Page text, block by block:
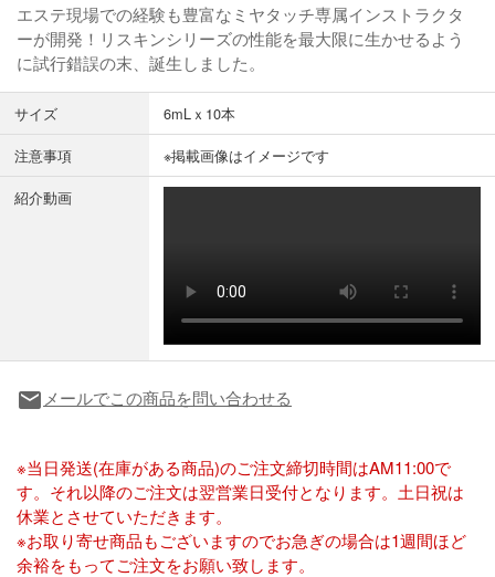
エステ現場での経験も豊富なミヤタッチ専属インストラクタ
ーが開発！リスキンシリーズの性能を最大限に生かせるよう
に試行錯誤の末、誕生しました。
サイズ
6mLｘ10本
注意事項
※掲載画像はイメージです
紹介動画
local_post_office メールでこの商品を問い合わせる
※当日発送(在庫がある商品)のご注文締切時間はAM11:00で
す。それ以降のご注文は翌営業日受付となります。土日祝は
休業とさせていただきます。
※お取り寄せ商品もございますのでお急ぎの場合は1週間ほど
余裕をもってご注文をお願い致します。